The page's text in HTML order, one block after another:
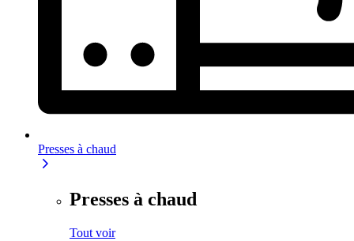
Presses à chaud
Presses à chaud
Tout voir